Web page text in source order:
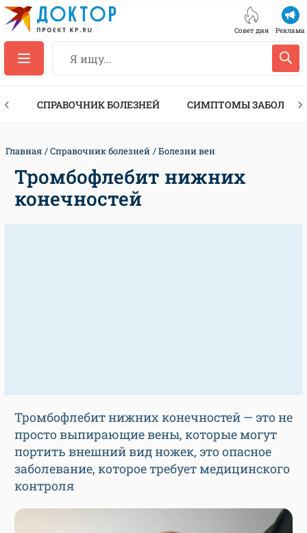
Совет дня Реклама
СПРАВОЧНИК БОЛЕЗНЕЙ СИМПТОМЫ
Главная Справочник болезней Болезни вен
Тромбофлебит нижних
конечностей
Тромбофлебит нижних конечностей — это не
просто выпирающие вены, которые могут
портить внешний вид ножек, это опасное
заболевание, которое требует медицинского
контроля